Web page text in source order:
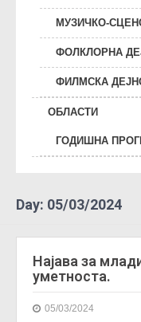
МУЗИЧКО-
ФОЛКЛОРНА
ФИЛМСКА
ОБЛАСТИ
ГОДИШНА
Day: 05/03/2024
Најава за
уметноста.
05/03/2024